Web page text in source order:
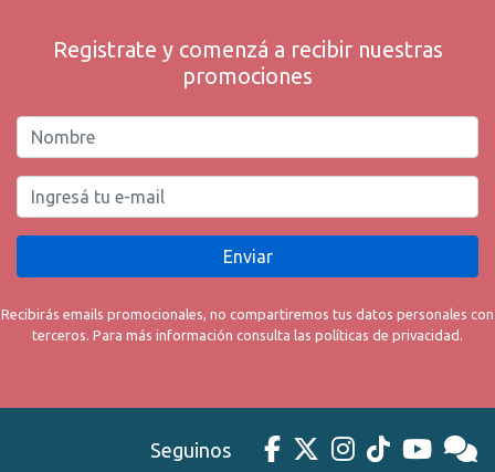
Registrate y comenzá a recibir nuestras
promociones
Enviar
Recibirás emails promocionales, no compartiremos tus datos personales con
terceros. Para más información consulta las políticas de privacidad.
Seguinos